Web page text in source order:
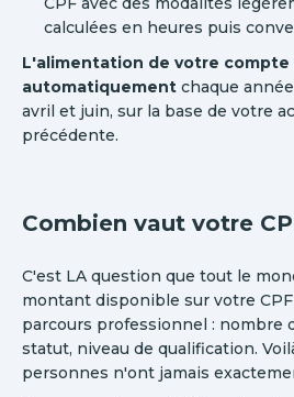
calculées en heures puis
L'alimentation de votre
automatiquement chaque
avril et juin, sur la base de votre
précédente.
Combien vaut votre
C'est LA question que tout le
montant disponible sur votre
parcours professionnel : nombre
statut, niveau de qualification.
personnes n'ont jamais